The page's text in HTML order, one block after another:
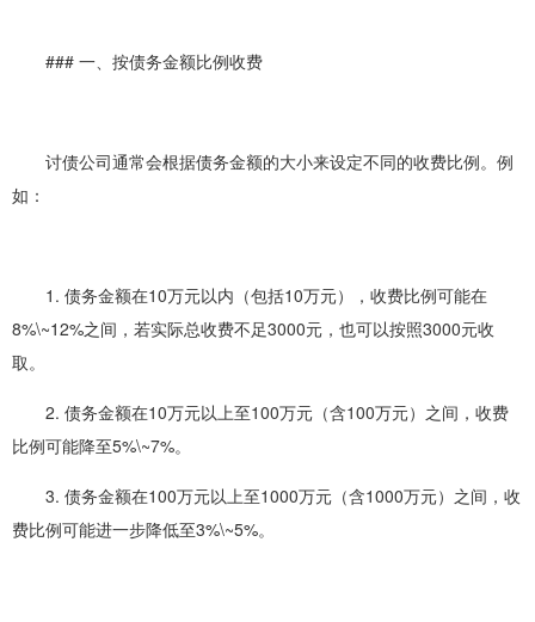
### 一、按债务金额比例收费
讨债公司通常会根据债务金额的大小来设定不同的收费比例。例
如：
1. 债务金额在10万元以内（包括10万元），收费比例可能在
8%\~12%之间，若实际总收费不足3000元，也可以按照3000元收
取。
2. 债务金额在10万元以上至100万元（含100万元）之间，收费
比例可能降至5%\~7%。
3. 债务金额在100万元以上至1000万元（含1000万元）之间，收
费比例可能进一步降低至3%\~5%。